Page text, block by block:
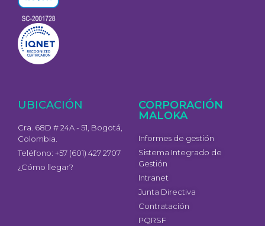
UBICACIÓN
Cra. 68D # 24A - 51, Bogotá,
Colombia.
Teléfono: +57 (601) 427 2707
¿Cómo llegar?
CORPORACIÓN
MALOKA
Informes de gestión
Sistema Integrado de
Gestión
Intranet
Junta Directiva
Contratación
PQRSF